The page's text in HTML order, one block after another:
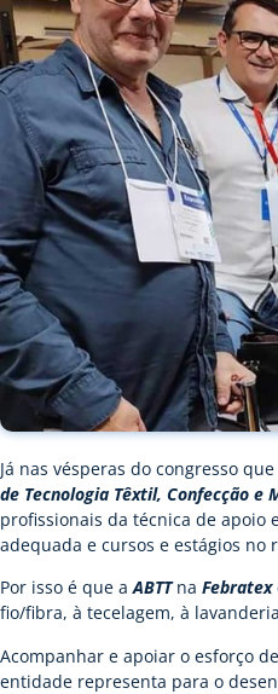
Já nas vésperas do congresso
de Tecnologia Têxtil, Confecção e
profissionais da técnica de apoio
adequada e cursos e estágios no
Por isso é que aABTTna Febratex
fio/fibra, à tecelagem, à
Acompanhar e apoiar o esforço
entidade representa para o